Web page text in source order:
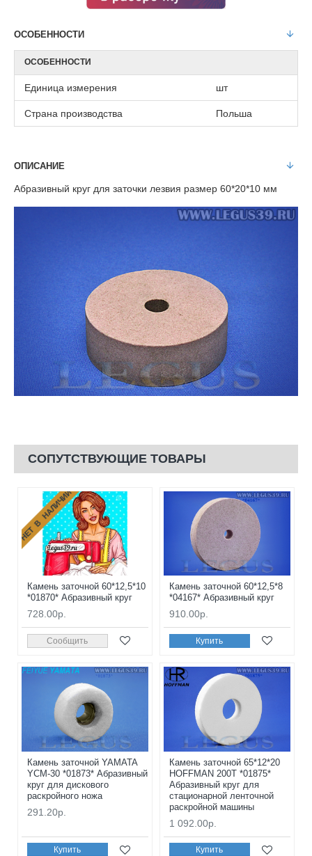
ОСОБЕННОСТИ
ОСОБЕННОСТИ
Единица измерения шт
Страна производства Польша
ОПИСАНИЕ
Абразивный круг для заточки лезвия размер 60*20*10 мм
СОПУТСТВУЮЩИЕ ТОВАРЫ
НЕТ В НАЛИЧИИ
Камень заточной 60*12,5*10
*01870* Абразивный круг
728.00р.
Сообщить
Камень заточной 60*12,5*8
*04167* Абразивный круг
910.00р.
Купить
Камень заточной YAMATA
YCM-30 *01873* Абразивный
круг для дискового
раскройного ножа
291.20р.
Купить
Камень заточной 65*12*20
HOFFMAN 200T *01875*
Абразивный круг для
стационарной ленточной
раскройной машины
1 092.00р.
Купить